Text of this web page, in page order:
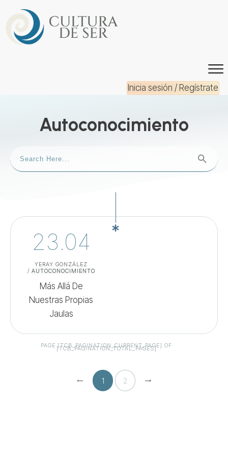
Inicia sesión / Regístrate
Autoconocimiento
23.04
YERAY GONZÁLEZ
/ AUTOCONOCIMIENTO
Más Allá De
Nuestras Propias
Jaulas
PAGE[TCB_PAGINATION_CURRENT_PAGE] OF
[TCB_PAGINATION_TOTAL_PAGES]
1 2